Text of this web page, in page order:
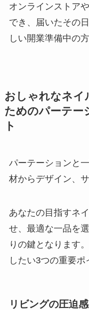
オンラインストア
でき、届いたその
しい開業準備中の
おしゃれなネイ
ためのパーテー
ト
パーテーションと
材からデザイン、
あなたの目指すネ
せ、最適な一品を
りの鍵となります
したい3つの重要ポ
リビングの圧迫